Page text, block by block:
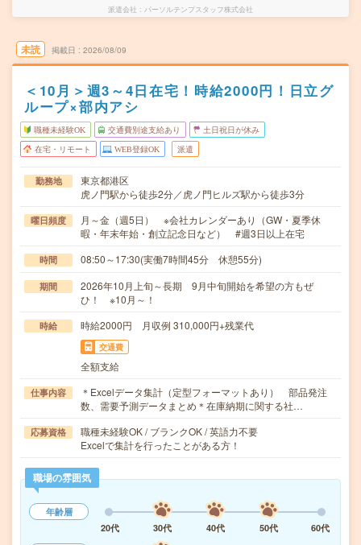
派遣会社 パーソルテンプスタッフ株式会社
未読 掲載日 2026/08/09
＜10月＞週3～4日在宅！時給2000円！日立グ
ループ×部内アシ
職種未経験OK 交通費別途支給あり 土日祝日が休み
在宅・リモート WEB登録OK 派遣
勤務地
東京都港区
虎ノ門駅から徒歩2分／虎ノ門ヒルズ駅から徒歩3分
曜日頻度
月～金（週5日） ※会社カレンダーあり（GW・夏季休
暇・年末年始・創立記念日など） #週3日以上在宅
時間 08:50～17:30(実働7時間45分 休憩55分)
期間
2026年10月上旬～長期 9月中旬開始を希望の方もぜ
ひ！ ※10月～！
時給 時給2000円 月収例 310,000円+残業代
交通費
全額支給
仕事内容
＊Excelデータ集計（定型フォーマットあり） 部品発注
数、需要予測データまとめ＊在庫納期に関する社…
応募資格
職種未経験OK / ブランクOK / 英語力不要
Excelで集計を行ったことがある方！
職場の雰囲気
年齢層
20代
30代 40代 50代
60代